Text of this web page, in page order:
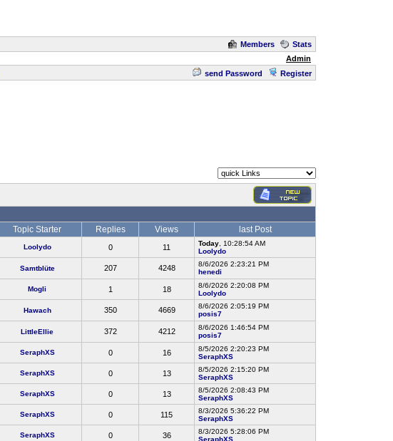
Members
Stats
Admin
send Password Register
Topic Starter Replies Views last Post
Loolydo 0 11 Today , 10:28:54 AM
Loolydo
Samtblüte 207 4248
8/6/2026 2:23:21 PM
henedi
Mogli 1 18
8/6/2026 2:20:08 PM
Loolydo
Hawach 350 4669
8/6/2026 2:05:19 PM
posis7
LittleEllie 372 4212
8/6/2026 1:46:54 PM
posis7
SeraphXS 0 16
8/5/2026 2:20:23 PM
SeraphXS
SeraphXS 0 13
8/5/2026 2:15:20 PM
SeraphXS
SeraphXS 0 13
8/5/2026 2:08:43 PM
SeraphXS
SeraphXS 0 115
8/3/2026 5:36:22 PM
SeraphXS
SeraphXS 0 36
8/3/2026 5:28:06 PM
SeraphXS